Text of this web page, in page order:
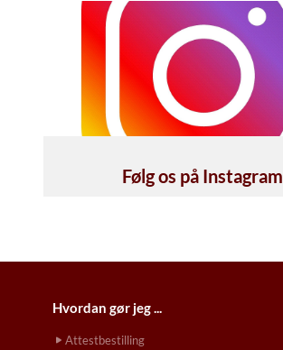
Følg os på Instagram
Hvordan gør jeg ...
Attestbestilling